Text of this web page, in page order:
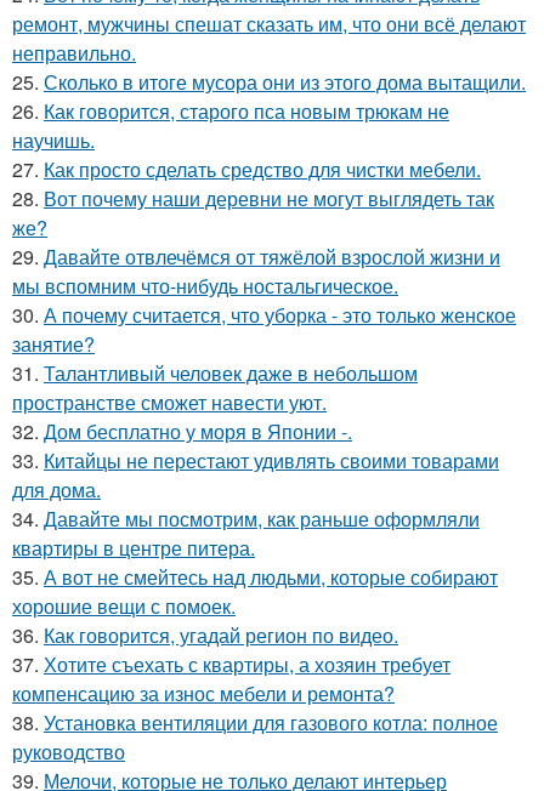
ремонт, мужчины спешат сказать им, что они всё делают
неправильно.
25. Сколько в итоге мусора они из этого дома вытащили.
26. Как говорится, старого пса новым трюкам не
научишь.
27. Как просто сделать средство для чистки мебели.
28. Вот почему наши деревни не могут выглядеть так
же?
29. Давайте отвлечёмся от тяжёлой взрослой жизни и
мы вспомним что-нибудь ностальгическое.
30. А почему считается, что уборка - это только женское
занятие?
31. Талантливый человек даже в небольшом
пространстве сможет навести уют.
32. Дом бесплатно у моря в Японии -.
33. Китайцы не перестают удивлять своими товарами
для дома.
34. Давайте мы посмотрим, как раньше оформляли
квартиры в центре питера.
35. А вот не смейтесь над людьми, которые собирают
хорошие вещи с помоек.
36. Как говорится, угадай регион по видео.
37. Хотите съехать с квартиры, а хозяин требует
компенсацию за износ мебели и ремонта?
38. Установка вентиляции для газового котла: полное
руководство
39. Мелочи, которые не только делают интерьер